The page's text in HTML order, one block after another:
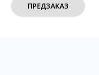
ПРЕДЗАКАЗ